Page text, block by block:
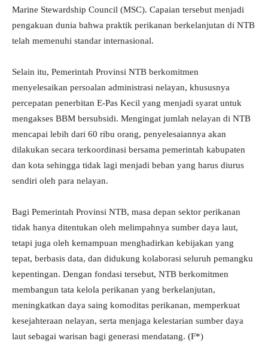
Marine Stewardship Council (MSC). Capaian tersebut menjadi
pengakuan dunia bahwa praktik perikanan berkelanjutan di NTB
telah memenuhi standar internasional.
Selain itu, Pemerintah Provinsi NTB berkomitmen
menyelesaikan persoalan administrasi nelayan, khususnya
percepatan penerbitan E-Pas Kecil yang menjadi syarat untuk
mengakses BBM bersubsidi. Mengingat jumlah nelayan di NTB
mencapai lebih dari 60 ribu orang, penyelesaiannya akan
dilakukan secara terkoordinasi bersama pemerintah kabupaten
dan kota sehingga tidak lagi menjadi beban yang harus diurus
sendiri oleh para nelayan.
Bagi Pemerintah Provinsi NTB, masa depan sektor perikanan
tidak hanya ditentukan oleh melimpahnya sumber daya laut,
tetapi juga oleh kemampuan menghadirkan kebijakan yang
tepat, berbasis data, dan didukung kolaborasi seluruh pemangku
kepentingan. Dengan fondasi tersebut, NTB berkomitmen
membangun tata kelola perikanan yang berkelanjutan,
meningkatkan daya saing komoditas perikanan, memperkuat
kesejahteraan nelayan, serta menjaga kelestarian sumber daya
laut sebagai warisan bagi generasi mendatang. (F*)